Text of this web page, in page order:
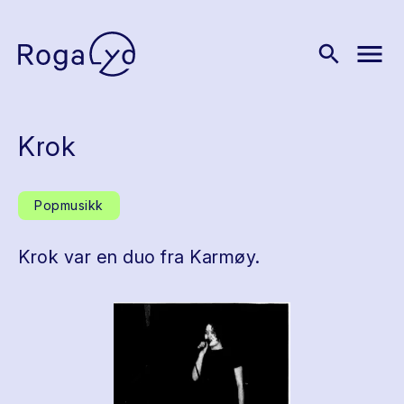
search menu
Krok
Popmusikk
Krok var en duo fra Karmøy.